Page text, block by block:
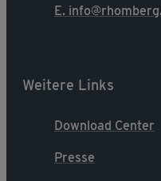
E.
Weitere Links
Download Center
Presse